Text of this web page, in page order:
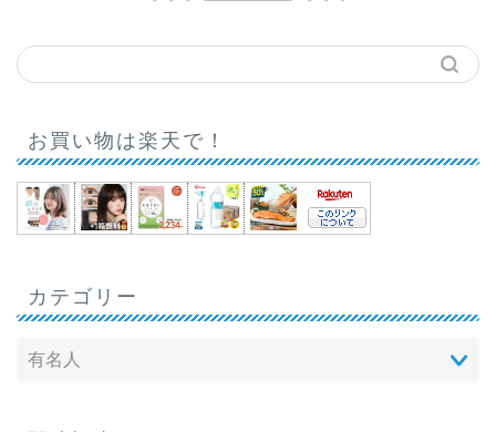
お買い物は楽天で！
カテゴリー